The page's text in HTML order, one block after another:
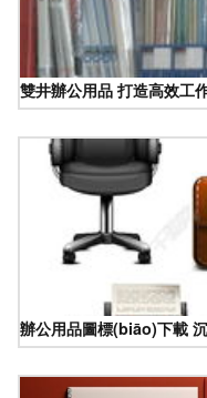
雙井辦公用品 打造高效工
辦公用品圖標(biāo)下載